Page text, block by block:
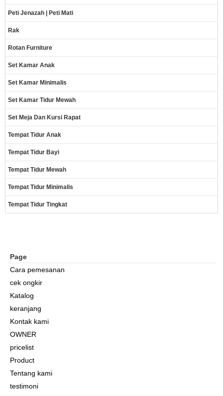
Peti Jenazah | Peti Mati
Rak
Rotan Furniture
Set Kamar Anak
Set Kamar Minimalis
Set Kamar Tidur Mewah
Set Meja Dan Kursi Rapat
Tempat Tidur Anak
Tempat Tidur Bayi
Tempat Tidur Mewah
Tempat Tidur Minimalis
Tempat Tidur Tingkat
Page
Cara pemesanan
cek ongkir
Katalog
keranjang
Kontak kami
OWNER
pricelist
Product
Tentang kami
testimoni